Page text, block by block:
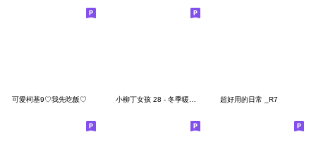
可愛柯基9♡我先吃飯♡ 超好用的日常 _R7